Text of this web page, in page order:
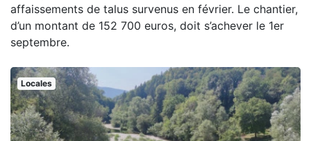
affaissements de talus survenus en février. Le chantier,
d’un montant de 152 700 euros, doit s’achever le 1er
septembre.
Locales